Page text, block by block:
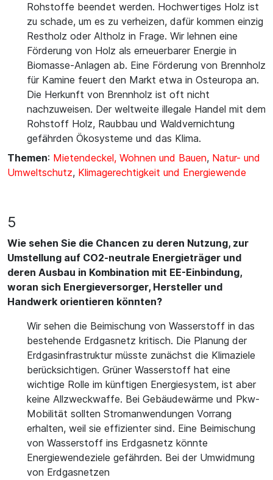
Rohstoffe beendet werden. Hochwertiges Holz ist
zu schade, um es zu verheizen, dafür kommen einzig
Restholz oder Altholz in Frage. Wir lehnen eine
Förderung von Holz als erneuerbarer Energie in
Biomasse-Anlagen ab. Eine Förderung von Brennholz
für Kamine feuert den Markt etwa in Osteuropa an.
Die Herkunft von Brennholz ist oft nicht
nachzuweisen. Der weltweite illegale Handel mit dem
Rohstoff Holz, Raubbau und Waldvernichtung
gefährden Ökosysteme und das Klima.
Themen: Mietendeckel, Wohnen und Bauen, Natur- und
Umweltschutz, Klimagerechtigkeit und Energiewende
5
Wie sehen Sie die Chancen zu deren Nutzung, zur
Umstellung auf CO2-neutrale Energieträger und
deren Ausbau in Kombination mit EE-Einbindung,
woran sich Energieversorger, Hersteller und
Handwerk orientieren könnten?
Wir sehen die Beimischung von Wasserstoff in das
bestehende Erdgasnetz kritisch. Die Planung der
Erdgasinfrastruktur müsste zunächst die Klimaziele
berücksichtigen. Grüner Wasserstoff hat eine
wichtige Rolle im künftigen Energiesystem, ist aber
keine Allzweckwaffe. Bei Gebäudewärme und Pkw-
Mobilität sollten Stromanwendungen Vorrang
erhalten, weil sie effizienter sind. Eine Beimischung
von Wasserstoff ins Erdgasnetz könnte
Energiewendeziele gefährden. Bei der Umwidmung
von Erdgasnetzen